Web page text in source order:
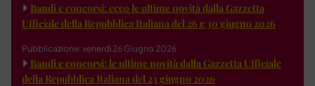
Bandi e concorsi: ecco le ultime novità dalla Gazzetta
Ufficiale della Repubblica Italiana del 26 e 30 giugno 2026
Pubblicazione: venerdì 26 Giugno 2026
Bandi e concorsi: le ultime novità dalla Gazzetta Ufficiale
della Repubblica Italiana del 23 giugno 2026